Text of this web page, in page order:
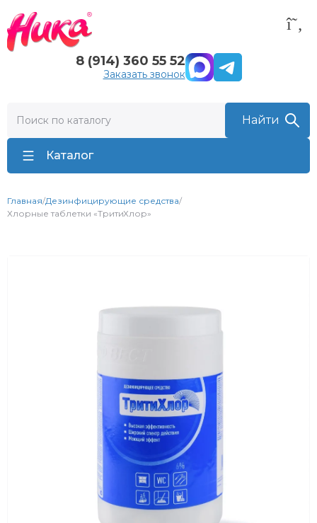
8 (914) 360 55 52
Заказать звонок
Каталог
Главная/Дезинфицирующие средства/
Хлорные таблетки «ТритиХлор»